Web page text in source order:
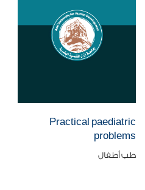
Practical paediatric
problems
طب أطفال